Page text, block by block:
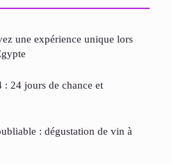
une expérience unique lors
24 jours de chance et
: dégustation de vin à